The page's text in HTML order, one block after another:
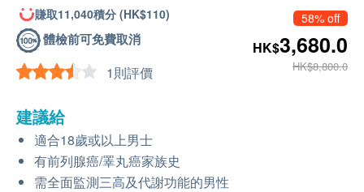
賺取11,040積分 (HK$110)
體檢前可免費取消
1則評價
58% off
HK$3,680.0
HK$8,800.0
建議給
適合18歲或以上男士
有前列腺癌/睪丸癌家族史
需全面監測三高及代謝功能的男性